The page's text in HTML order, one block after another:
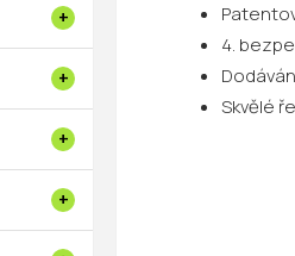
4.
Skvělé